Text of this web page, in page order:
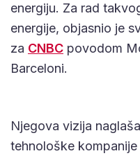
energiju. Za rad
energije, objasnio je
za CNBC povodom
Barceloni.
Njegova vizija
tehnološke